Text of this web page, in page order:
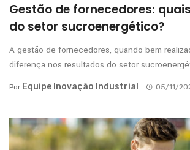
Gestão de fornecedores:
do setor sucroenergético?
A gestão de fornecedores, quando bem
diferença nos resultados do setor
Por Equipe Inovação Industrial 05/11/